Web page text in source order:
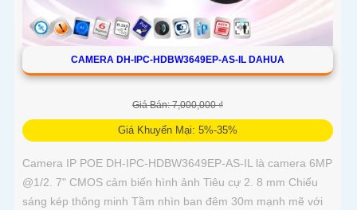
CAMERA DH-IPC-HDBW3649EP-AS-IL DAHUA
Giá Bán: 7,000,000 ₫
Giá Khuyến Mại: 5%-35%
Camera IP POE DH-IPC-HDBW3649EP-AS-IL là camera 6MP
@1/2. 7" CMOS cảm biến hình ảnh Tiêu cự 2. 8 mm Chiếu
sáng kép thông minh Tầm nhìn ban đêm 30m mạnh mẽ với